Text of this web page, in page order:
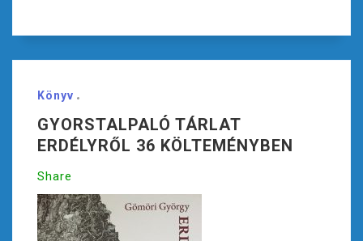
Könyv
GYORSTALPALÓ TÁRLAT
ERDÉLYRŐL 36 KÖLTEMÉNYBEN
Share